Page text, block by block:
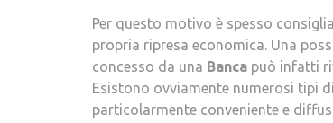
Per questo motivo è spesso
propria ripresa economica. Una
concesso da una Banca può infatti
Esistono ovviamente numerosi tipi
particolarmente conveniente e